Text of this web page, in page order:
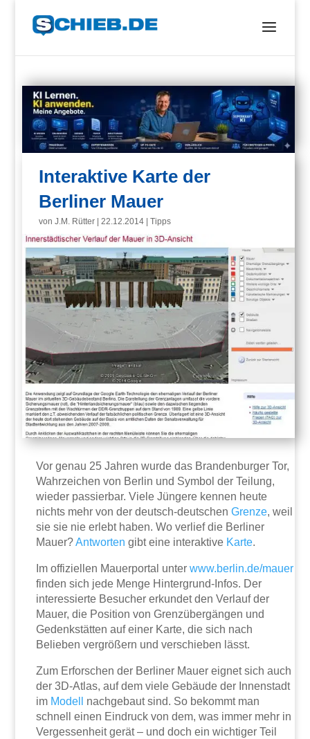
Interaktive Karte der
Berliner Mauer
vonJ.M. Rütter |22.12.2014 |Tipps
Vor genau 25 Jahren wurde das Brandenburger Tor,
Wahrzeichen von Berlin und Symbol der Teilung,
wieder passierbar. Viele Jüngere kennen heute
nichts mehr von der deutsch-deutschenGrenze, weil
sie sie nie erlebt haben. Wo verlief die Berliner
Mauer?Antworten gibt eine interaktive Karte.
Im offiziellen Mauerportal unterwww.berlin.de/mauer
finden sich jede Menge Hintergrund-Infos. Der
interessierte Besucher erkundet den Verlauf der
Mauer, die Position von Grenzübergängen und
Gedenkstätten auf einer Karte, die sich nach
Belieben vergrößern und verschieben lässt.
Zum Erforschen der Berliner Mauer eignet sich auch
der 3D-Atlas, auf dem viele Gebäude der Innenstadt
im Modell
nachgebaut sind. So bekommt man
schnell einen Eindruck von dem, was immer mehr in
Vergessenheit gerät – und doch ein wichtiger Teil